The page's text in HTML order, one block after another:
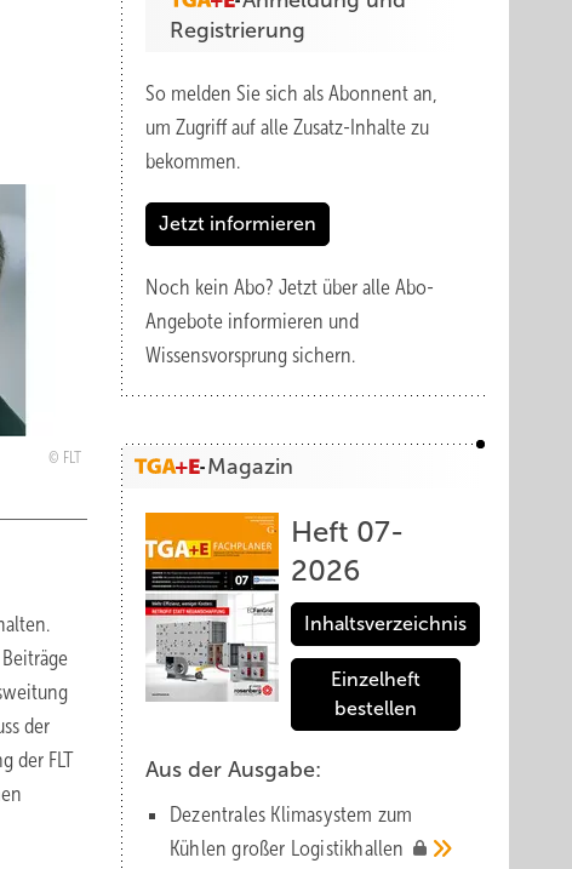
FLT
der
der FLT
Registrierung
So melden Sie sich als Abonnent an,
um Zugriff auf alle Zusatz-Inhalte zu
bekommen.
Jetzt informieren
Noch kein Abo? Jetzt über alle Abo-
Angebote informieren und
Wissensvorsprung sichern.
Magazin
Heft 07-
2026
Inhaltsverzeichnis
Einzelheft
bestellen
Aus der Ausgabe:
Dezentrales Klimasystem zum
Kühlen großer Logistik­hallen